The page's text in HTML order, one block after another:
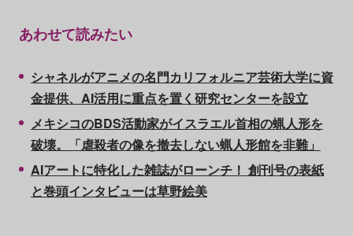
あわせて読みたい
シャネルがアニメの名門カリフォルニア芸術大学に資
金提供、AI活用に重点を置く研究センターを設立
メキシコのBDS活動家がイスラエル首相の蝋人形を
破壊。「虐殺者の像を撤去しない蝋人形館を非難」
AIアートに特化した雑誌がローンチ！ 創刊号の表紙
と巻頭インタビューは草野絵美